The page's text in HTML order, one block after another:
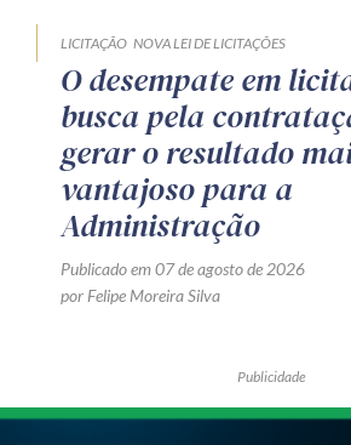
LICITAÇÃO NOVA LEI DE LICITAÇÕES
O desempate em
busca pela
gerar o resultado
vantajoso para a
Administração
Publicado em 07 de agosto de 2026
por Felipe Moreira Silva
Publicidade